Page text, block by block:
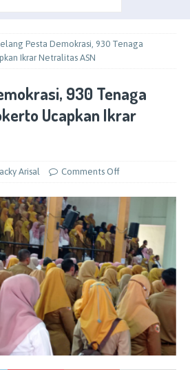
Pesta Demokrasi, 930 Tenaga
Ikrar Netralitas ASN
930 Tenaga
Ucapkan Ikrar
Arisal Comments Off